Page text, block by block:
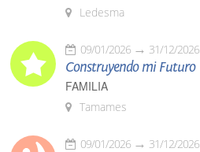
Ledesma
09/01/2026 31/12/2026
Construyendo mi Futuro
FAMILIA
Tamames
09/01/2026 31/12/2026